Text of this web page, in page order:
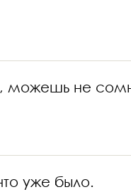
можешь не
уже было.